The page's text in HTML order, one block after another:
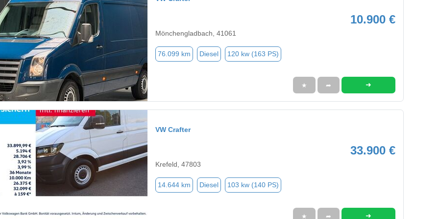
10.900 €
Mönchengladbach, 41061
76.099 km Diesel 120 kw (163 PS)
★ ➦ ➜
VW Crafter
33.900 €
Krefeld, 47803
14.644 km Diesel 103 kw (140 PS)
★ ➦ ➜